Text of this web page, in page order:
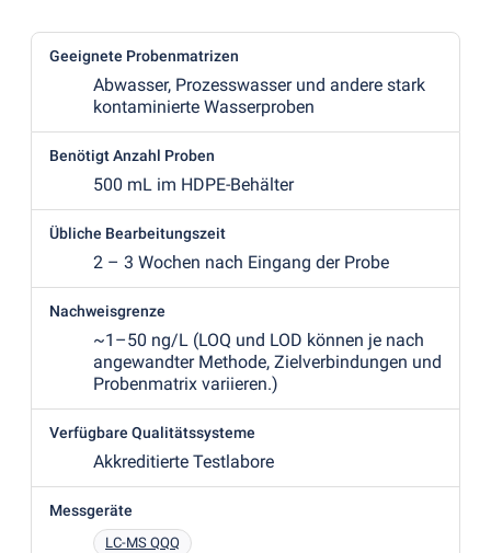
Geeignete Probenmatrizen
Abwasser, Prozesswasser und andere stark
kontaminierte Wasserproben
Benötigt Anzahl Proben
500 mL im HDPE-Behälter
Übliche Bearbeitungszeit
2 – 3 Wochen nach Eingang der Probe
Nachweisgrenze
~1–50 ng/L (LOQ und LOD können je nach
angewandter Methode, Zielverbindungen und
Probenmatrix variieren.)
Verfügbare Qualitätssysteme
Akkreditierte Testlabore
Messgeräte
LC-MS QQQ